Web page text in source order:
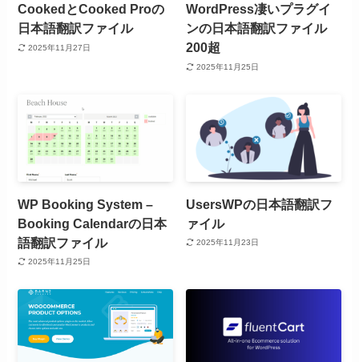
CookedとCooked Proの
日本語翻訳ファイル
2025年11月27日
WordPress凄いプラグイ
ンの日本語翻訳ファイル
200超
2025年11月25日
WP Booking System –
Booking Calendarの日本
語翻訳ファイル
2025年11月25日
UsersWPの日本語翻訳フ
ァイル
2025年11月23日